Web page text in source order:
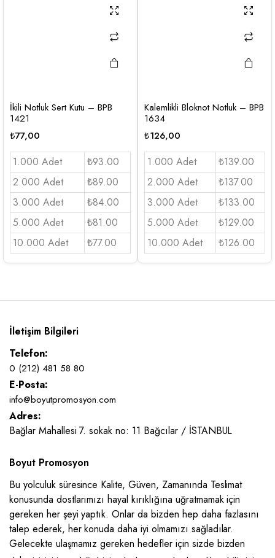
İkili Notluk Sert Kutu – BPB
1421
₺77,00
1.000 Adet
₺93.00
2.000 Adet
₺89.00
3.000 Adet
₺84.00
5.000 Adet
₺81.00
10.000 Adet
₺77.00
Kalemlikli Bloknot Notluk – BPB
1634
₺126,00
1.000 Adet
₺139.00
2.000 Adet
₺137.00
3.000 Adet
₺133.00
5.000 Adet
₺129.00
10.000 Adet
₺126.00
İletişim Bilgileri
Telefon:
0 (212) 481 58 80
E-Posta:
info@boyutpromosyon.com
Adres:
Bağlar Mahallesi 7. sokak no: 11 Bağcılar / İSTANBUL
Boyut Promosyon
Bu yolculuk süresince Kalite, Güven, Zamanında Teslimat
konusunda dostlarımızı hayal kırıklığına uğratmamak için
gereken her şeyi yaptık. Onlar da bizden hep daha fazlasını
talep ederek, her konuda daha iyi olmamızı sağladılar.
Gelecekte ulaşmamız gereken hedefler için sizde bizden